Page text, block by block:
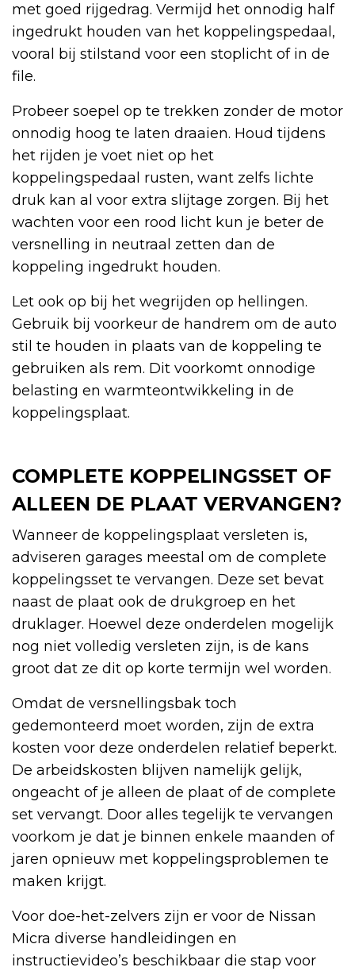
met goed rijgedrag. Vermijd het onnodig half
ingedrukt houden van het koppelingspedaal,
vooral bij stilstand voor een stoplicht of in de
file.
Probeer soepel op te trekken zonder de motor
onnodig hoog te laten draaien. Houd tijdens
het rijden je voet niet op het
koppelingspedaal rusten, want zelfs lichte
druk kan al voor extra slijtage zorgen. Bij het
wachten voor een rood licht kun je beter de
versnelling in neutraal zetten dan de
koppeling ingedrukt houden.
Let ook op bij het wegrijden op hellingen.
Gebruik bij voorkeur de handrem om de auto
stil te houden in plaats van de koppeling te
gebruiken als rem. Dit voorkomt onnodige
belasting en warmteontwikkeling in de
koppelingsplaat.
COMPLETE KOPPELINGSSET OF
ALLEEN DE PLAAT VERVANGEN?
Wanneer de koppelingsplaat versleten is,
adviseren garages meestal om de complete
koppelingsset te vervangen. Deze set bevat
naast de plaat ook de drukgroep en het
druklager. Hoewel deze onderdelen mogelijk
nog niet volledig versleten zijn, is de kans
groot dat ze dit op korte termijn wel worden.
Omdat de versnellingsbak toch
gedemonteerd moet worden, zijn de extra
kosten voor deze onderdelen relatief beperkt.
De arbeidskosten blijven namelijk gelijk,
ongeacht of je alleen de plaat of de complete
set vervangt. Door alles tegelijk te vervangen
voorkom je dat je binnen enkele maanden of
jaren opnieuw met koppelingsproblemen te
maken krijgt.
Voor doe-het-zelvers zijn er voor de Nissan
Micra diverse handleidingen en
instructievideo’s beschikbaar die stap voor